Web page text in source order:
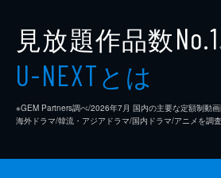
見放題作品数No.1
U-NEXTとは
※GEM Partners調べ/2026年7⽉ 国内の主要な定額制動
海外ドラマ/韓流・アジアドラマ/国内ドラマ/アニメを調